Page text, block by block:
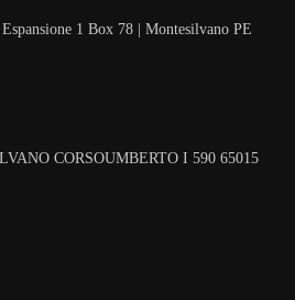
1 Box 78 | Montesilvano PE
CORSOUMBERTO I 590 65015